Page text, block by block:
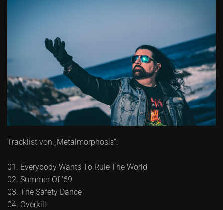
Tracklist von „Metalmorphosis“:
01. Everybody Wants To Rule The World
02. Summer Of '69
03. The Safety Dance
04. Overkill